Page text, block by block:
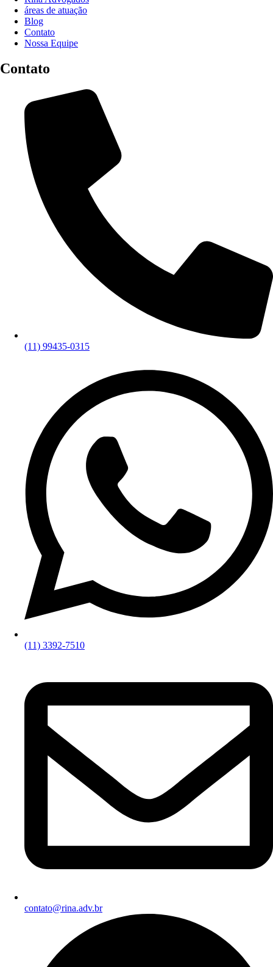
áreas de atuação
Blog
Contato
Nossa Equipe
Contato
(11) 99435-0315
(11) 3392-7510
contato@rina.adv.br